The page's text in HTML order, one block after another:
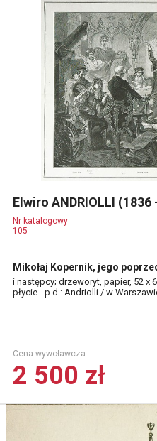
Elwiro ANDRIOLLI (1836
Nr katalogowy
105
Mikołaj Kopernik, jego
i następcy; drzeworyt, papier, 52 x
płycie - p.d.: Andriolli / w
Cena wywoławcza.
2 500 zł